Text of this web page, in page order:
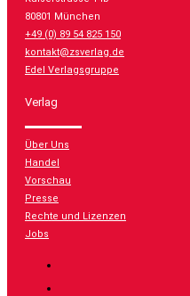
80801 München
+49 (0) 89 54 825 150
kontakt@zsverlag.de
Edel Verlagsgruppe
Verlag
Über Uns
Handel
Vorschau
Presse
Rechte und Lizenzen
Jobs